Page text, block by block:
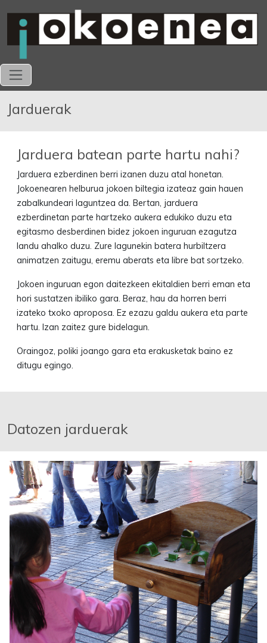
Jarduerak
Jarduera batean parte hartu nahi?
Jarduera ezberdinen berri izanen duzu atal honetan.
Jokoenearen helburua jokoen biltegia izateaz gain hauen
zabalkundeari laguntzea da. Bertan, jarduera
ezberdinetan parte hartzeko aukera edukiko duzu eta
egitasmo desberdinen bidez jokoen inguruan ezagutza
landu ahalko duzu. Zure lagunekin batera hurbiltzera
animatzen zaitugu, eremu aberats eta libre bat sortzeko.
Jokoen inguruan egon daitezkeen ekitaldien berri eman eta
hori sustatzen ibiliko gara. Beraz, hau da horren berri
izateko txoko aproposa. Ez ezazu galdu aukera eta parte
hartu. Izan zaitez gure bidelagun.
Oraingoz, poliki joango gara eta erakusketak baino ez
ditugu egingo.
Datozen jarduerak